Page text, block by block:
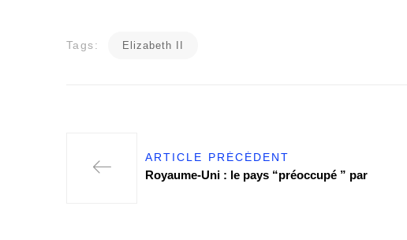
Tags: Elizabeth II
ARTICLE PRÉCÉDENT
Royaume-Uni : le pays “préoccupé ” par